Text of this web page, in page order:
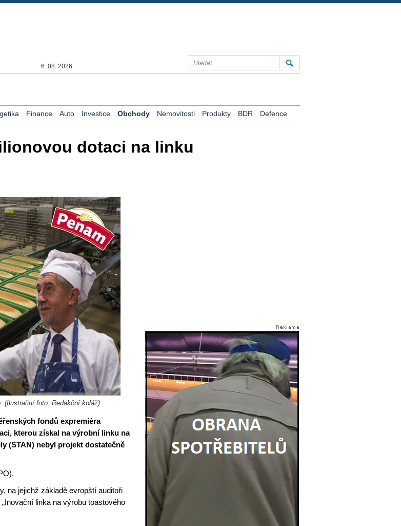
6. 08. 2026
Finance Auto Investice Obchody Nemovitosti Produkty BDR Defence
dotaci na linku
(Ilustrační foto: Redakční koláž)
fondů expremiéra
kterou získal na výrobní linku na
(STAN) nebyl projekt dostatečně
na jejichž základě evropští auditoři
linka na výrobu toastového